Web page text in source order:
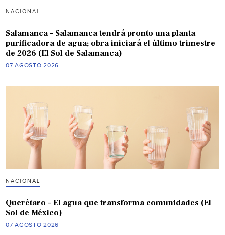
NACIONAL
Salamanca – Salamanca tendrá pronto una planta
purificadora de agua; obra iniciará el último trimestre
de 2026 (El Sol de Salamanca)
07 AGOSTO 2026
NACIONAL
Querétaro – El agua que transforma comunidades (El
Sol de México)
07 AGOSTO 2026